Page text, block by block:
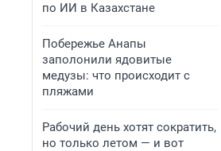
по ИИ в Казахстане
Побережье Анапы
заполонили ядовитые
медузы: что происходит с
пляжами
Рабочий день хотят сократить,
но только летом — и вот